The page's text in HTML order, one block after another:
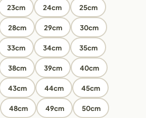
23cm 24cm 25cm
28cm 29cm 30cm
33cm 34cm 35cm
38cm 39cm 40cm
43cm 44cm 45cm
48cm 49cm 50cm